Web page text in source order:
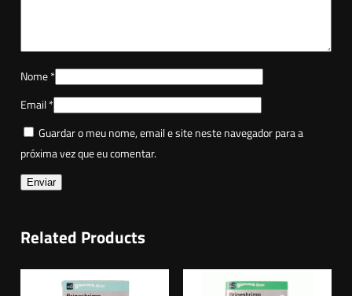
i
+
O
m
e
g
-
Nome*
Email*
Guardar o meu nome, email e site neste navegador para a
próxima vez que eu comentar.
Related Products